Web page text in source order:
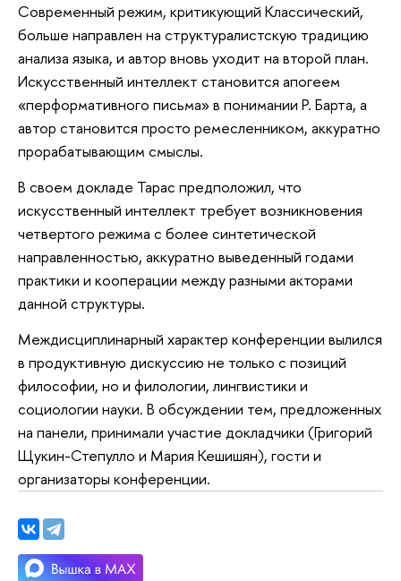
Современный режим, критикующий Классический,
больше направлен на структуралистскую традицию
анализа языка, и автор вновь уходит на второй план.
Искусственный интеллект становится апогеем
«перформативного письма» в понимании Р. Барта, а
автор становится просто ремесленником, аккуратно
прорабатывающим смыслы.
В своем докладе Тарас предположил, что
искусственный интеллект требует возникновения
четвертого режима с более синтетической
направленностью, аккуратно выведенный годами
практики и кооперации между разными акторами
данной структуры.
Междисциплинарный характер конференции вылился
в продуктивную дискуссию не только с позиций
философии, но и филологии, лингвистики и
социологии науки. В обсуждении тем, предложенных
на панели, принимали участие докладчики (Григорий
Щукин-Степулло и Мария Кешишян), гости и
организаторы конференции.